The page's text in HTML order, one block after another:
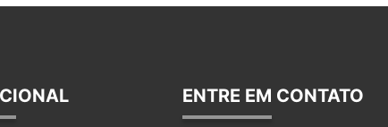
ENTRE EM CONTATO